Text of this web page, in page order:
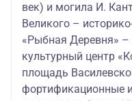
век) и могила И.
Великого –
«Рыбная Деревня» –
культурный центр
площадь
фортификационные